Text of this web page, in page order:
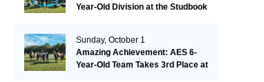
Year-Old Division at the Studbook
Sunday, October 1
Amazing Achievement: AES 6-
Year-Old Team Takes 3rd Place at